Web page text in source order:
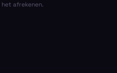
afrekenen.